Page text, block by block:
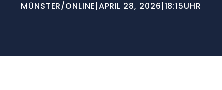
MÜNSTER/ONLINE|APRIL 28, 2026|18:15UHR